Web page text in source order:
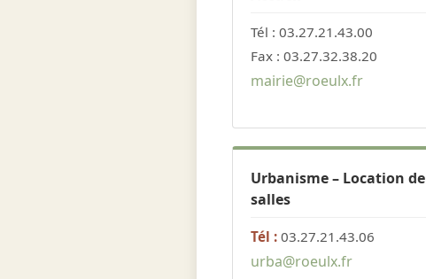
Tél : 03.27.21.43.00
Fax : 03.27.32.38.20
mairie@roeulx.fr
Urbanisme – Location de
salles
Tél : 03.27.21.43.06
urba@roeulx.fr